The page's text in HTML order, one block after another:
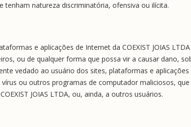
natureza discriminatória, ofensiva ou ilícita.
e aplicações de Internet da COEXIST JOIAS
ou de qualquer forma que possa vir a causar dano,
vedado ao usuário dos sites, plataformas e aplicações
ou outros programas de computador maliciosos,
JOIAS LTDA, ou, ainda, a outros usuários.